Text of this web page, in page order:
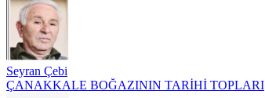
Seyran Çebi
ÇANAKKALE BOĞAZININ TARİHİ TOPLARI